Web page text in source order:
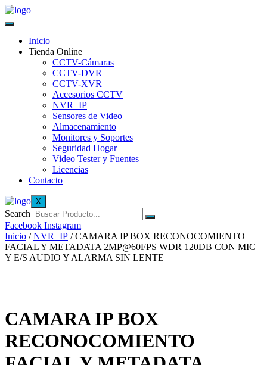
Inicio
Tienda Online
CCTV-Cámaras
CCTV-DVR
CCTV-XVR
Accesorios CCTV
NVR+IP
Sensores de Video
Almacenamiento
Monitores y Soportes
Seguridad Hogar
Video Tester y Fuentes
Licencias
Contacto
X
Search
Facebook Instagram
Inicio /NVR+IP / CAMARA IP BOX RECONOCOMIENTO
FACIAL Y METADATA 2MP@60FPS WDR 120DB CON MIC
Y E/S AUDIO Y ALARMA SIN LENTE
CAMARA IP BOX
RECONOCOMIENTO